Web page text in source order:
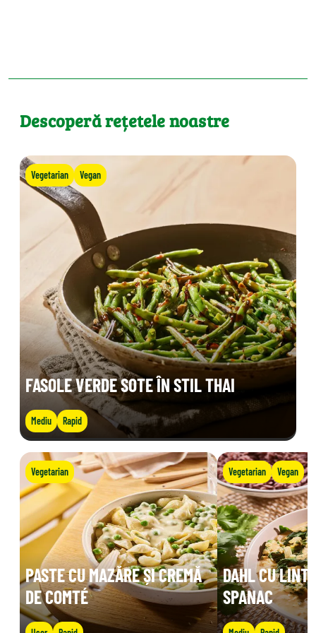
Descoperă rețetele noastre
Vegetarian Vegan
FASOLE VERDE SOTE ÎN STIL THAI
Mediu Rapid
Vegetarian
PASTE CU MAZĂRE ȘI CREMĂ
DE COMTÉ
Vegetarian Vegan
DAHL CU
SPANAC